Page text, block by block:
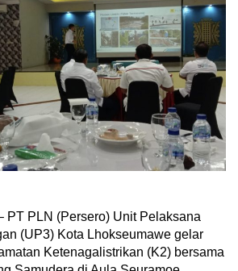
PT PLN (Persero) Unit Pelaksana
(UP3) Kota Lhokseumawe gelar
Ketenagalistrikan (K2) bersama